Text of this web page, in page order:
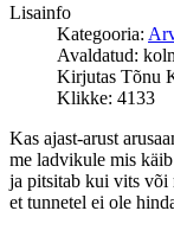
Lisainfo
Kategooria:
Avaldatud:
Kirjutas Tõnu
Klikke: 4133
Kas ajast-arust
me ladvikule mis
ja pitsitab kui vits või
et tunnetel ei ole